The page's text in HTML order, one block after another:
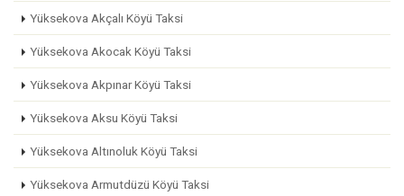
Yüksekova Akçalı Köyü Taksi
Yüksekova Akocak Köyü Taksi
Yüksekova Akpınar Köyü Taksi
Yüksekova Aksu Köyü Taksi
Yüksekova Altınoluk Köyü Taksi
Yüksekova Armutdüzü Köyü Taksi